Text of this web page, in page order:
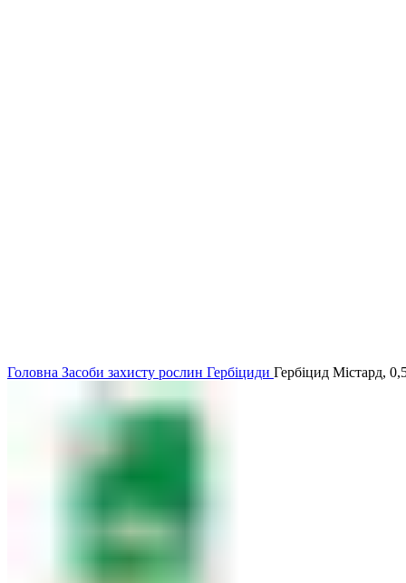
Головна Засоби захисту рослин Гербіциди Гербіцид Містард,